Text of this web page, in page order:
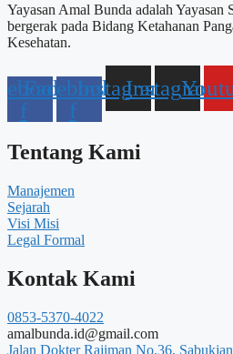
Yayasan Amal Bunda adalah Yayasan
bergerak pada Bidang Ketahanan
Kesehatan.
f
Facebook-
f
InstagramInstagram
Tentang Kami
Manajemen
Sejarah
Visi Misi
Legal Formal
Kontak Kami
0853-5370-4022
amalbunda.id@gmail.com
Jalan Dokter Rajiman No.36,